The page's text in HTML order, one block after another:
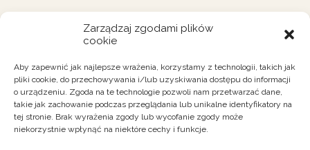
Zarządzaj zgodami plików
cookie
Aby zapewnić jak najlepsze wrażenia, korzystamy z technologii, takich jak
pliki cookie, do przechowywania i/lub uzyskiwania dostępu do informacji
o urządzeniu. Zgoda na te technologie pozwoli nam przetwarzać dane,
takie jak zachowanie podczas przeglądania lub unikalne identyfikatory na
tej stronie. Brak wyrażenia zgody lub wycofanie zgody może
niekorzystnie wpłynąć na niektóre cechy i funkcje.